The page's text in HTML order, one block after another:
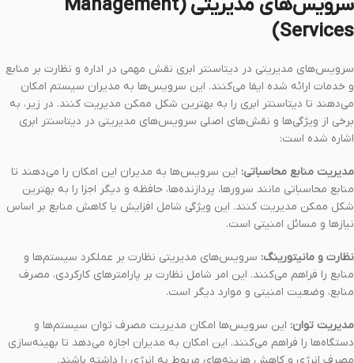
سرویس‌های مدیریتی (Management
Services)
سرویس‌های مدیریتی در دیتاسنتر ابری نقش مهمی در اداره و نظارت بر منابع
و خدمات ارائه شده ایفا می‌کنند. این سرویس‌ها به مدیران سیستم امکان
می‌دهند تا دیتاسنتر ابری را به بهترین شکل ممکن مدیریت کنند. در زیر، به
برخی از ویژگی‌ها و نقش‌های اصلی سرویس‌های مدیریتی در دیتاسنتر ابری
اشاره شده است:
مدیریت منابع محاسباتی: این سرویس‌ها به مدیران این امکان را می‌دهند تا
منابع محاسباتی مانند سرورها، پردازنده‌ها، حافظه و دیگر اجزا را به بهترین
شکل ممکن مدیریت کنند. این ویژگی شامل افزایش یا کاهش منابع بر اساس
نیازها و مسائل امنیتی است.
نظارت و مانیتورینگ: سرویس‌های مدیریتی نظارت بر عملکرد سیستم‌ها و
منابع را فراهم می‌کنند. این امر شامل نظارت بر پارامترهای کارکردی، مصرف
منابع، وضعیت امنیتی و موارد دیگر است.
مدیریت توان: این سرویس‌ها امکان مدیریت مصرف توان سیستم‌ها و
دستگاه‌ها را فراهم می‌کنند. این امکان به مدیران اجازه می‌دهد تا بهینه‌سازی